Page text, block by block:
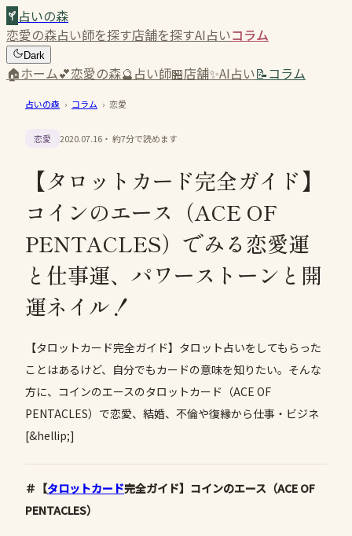
占いの森
恋愛の森占い師を探す店舗を探すAI占いコラム
Dark
🏠ホーム💕恋愛の森🔮占い師🏪店舗✨AI占い📝コラム
占いの森 › コラム › 恋愛
恋愛 2020.07.16 ・ 約7分で読めます
【タロットカード完全ガイド】
コインのエース（ACE OF
PENTACLES）でみる恋愛運
と仕事運、パワーストーンと開
運ネイル！
【タロットカード完全ガイド】タロット占いをしてもらった
ことはあるけど、自分でもカードの意味を知りたい。そんな
方に、コインのエースのタロットカード（ACE OF
PENTACLES）で恋愛、結婚、不倫や復縁から仕事・ビジネ
[&hellip;]
＃【タロットカード完全ガイド】コインのエース（ACE OF
PENTACLES）